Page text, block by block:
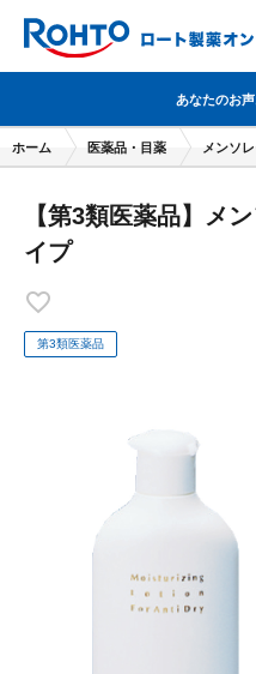
人気のキーワードで検索
目薬 ロートV5
デオコ セラミド
アゼライン酸
冬虫夏草
メラノCC
ブランドから探す
成分から探す
あなたのお
ホーム 医薬品・目薬 メンソ
【第3類医薬品】メ
イプ
第3類医薬品